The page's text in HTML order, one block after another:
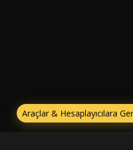
Araçlar & Hesaplayıcılara